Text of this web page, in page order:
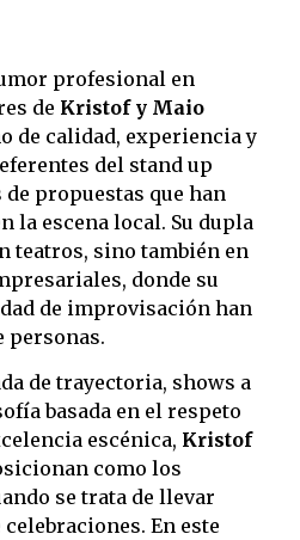
profesional en
de Kristof y Maio
de calidad, experiencia y
del stand up
propuestas que han
la escena local. Su dupla
teatros, sino también en
donde su
de improvisación han
personas.
de trayectoria, shows a
basada en el respeto
escénica, Kristof
como los
se trata de llevar
En este